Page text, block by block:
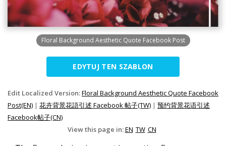
Floral Background Aesthetic Quote Facebook Post
EDYTUJ TEN SZABLON
Edit Localized Version:Floral Background Aesthetic Quote Facebook
Post(EN) | 花卉背景花語引述 Facebook 帖子(TW) | 预约背景花语引述
Facebook帖子(CN)
View this page in:EN TW CN